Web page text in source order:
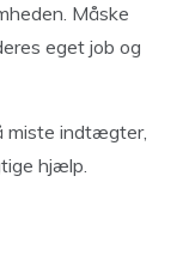
Måske
eget job og
miste indtægter,
hjælp.